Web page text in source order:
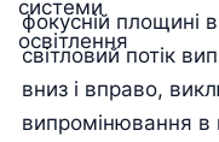
фокусній площині
світловий потік
вниз і вправо,
випромінювання в